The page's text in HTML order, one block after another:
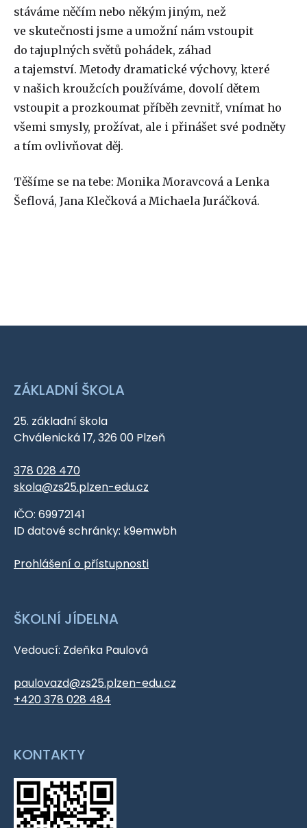
stáváme něčím nebo někým jiným, než
ve skutečnosti jsme a umožní nám vstoupit
do tajuplných světů pohádek, záhad
a tajemství. Metody dramatické výchovy, které
v našich kroužcích používáme, dovolí dětem
vstoupit a prozkoumat příběh zevnitř, vnímat ho
všemi smysly, prožívat, ale i přinášet své podněty
a tím ovlivňovat děj.
Těšíme se na tebe: Monika Moravcová a Lenka
Šeflová, Jana Klečková a Michaela Juráčková.
ZÁKLADNÍ ŠKOLA
25. základní škola
Chválenická 17, 326 00 Plzeň
378 028 470
skola@zs25.plzen-edu.cz
IČO: 69972141
ID datové schránky: k9emwbh
Prohlášení o přístupnosti
ŠKOLNÍ JÍDELNA
Vedoucí: Zdeňka Paulová
paulovazd@zs25.plzen-edu.cz
+420 378 028 484
KONTAKTY